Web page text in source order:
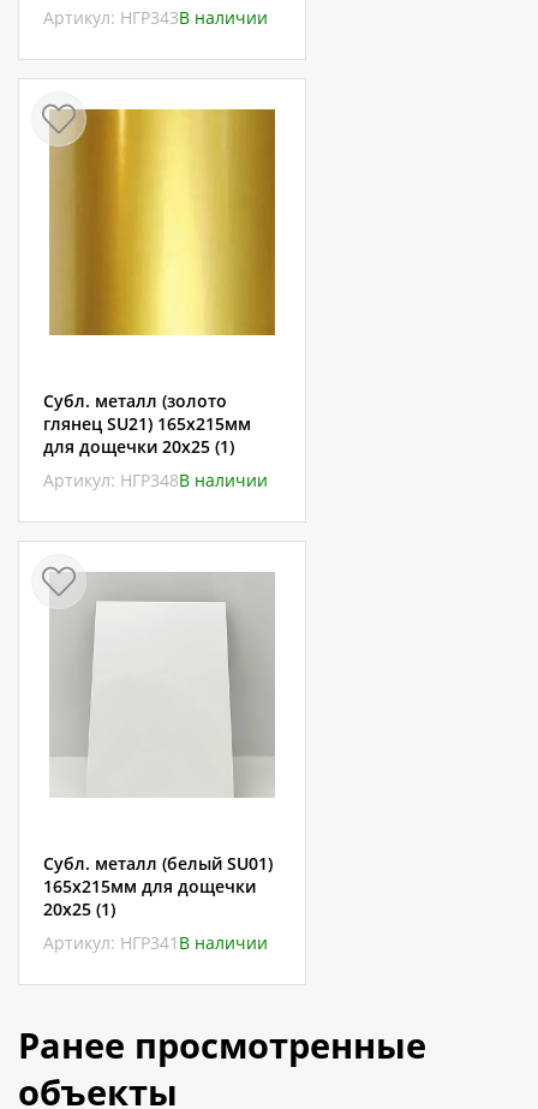
Артикул: НГР343В наличии
Субл. металл (золото
глянец SU21) 165х215мм
для дощечки 20х25 (1)
Артикул: НГР348В наличии
Субл. металл (белый SU01)
165х215мм для дощечки
20х25 (1)
Артикул: НГР341 В наличии
Ранее просмотренные
объекты